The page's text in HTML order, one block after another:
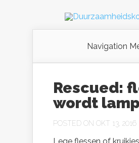
Navigation
Rescued:
wordt lamp
POSTED ON OKT 13, 2016